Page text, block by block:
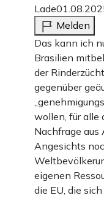
Lade
Melden
Das kann ich
Brasilien
der
gegenüber
wollen, für alle
Nachfrage aus
Angesichts
eigenen
die EU, die